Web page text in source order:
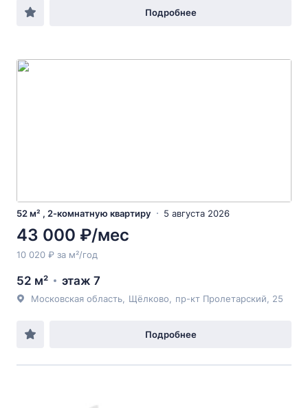
Подробнее
52 м² , 2-комнатную квартиру 5 августа 2026
43 000 ₽/мес
10 020 ₽ за м²/год
52 м² этаж 7
Московская область Щёлково пр-кт Пролетарский , 25
Подробнее